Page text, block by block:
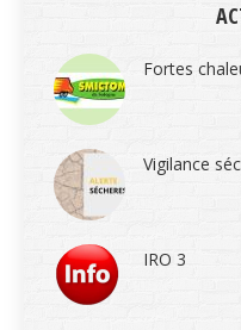
Fortes
Vigilance
IRO 3